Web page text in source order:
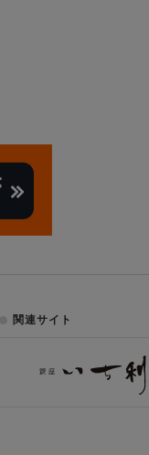
関連サイト